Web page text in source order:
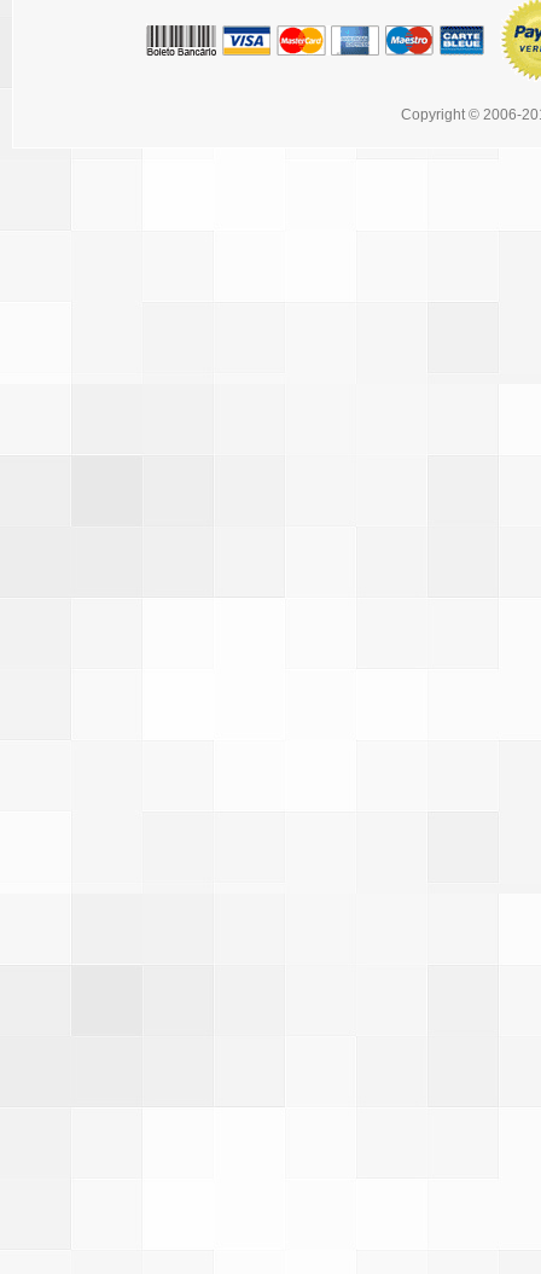
Copyright © 2006-